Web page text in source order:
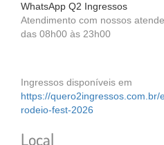
WhatsApp Q2 Ingressos
Atendimento com nossos
das 08h00 às 23h00
Ingressos disponíveis em
https://quero2ingressos.com.br/
rodeio-fest-2026
Local